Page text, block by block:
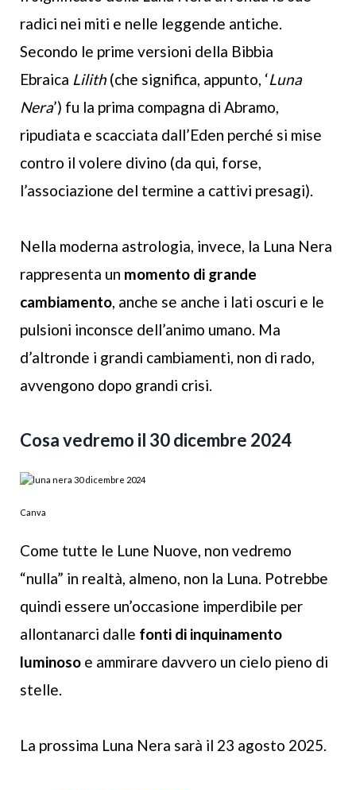
radici nei miti e nelle leggende antiche.
Secondo le prime versioni della Bibbia
Ebraica Lilith (che significa, appunto, ‘Luna
Nera’) fu la prima compagna di Abramo,
ripudiata e scacciata dall’Eden perché si mise
contro il volere divino (da qui, forse,
l’associazione del termine a cattivi presagi).
Nella moderna astrologia, invece, la Luna Nera
rappresenta un momento di grande
cambiamento, anche se anche i lati oscuri e le
pulsioni inconsce dell’animo umano. Ma
d’altronde i grandi cambiamenti, non di rado,
avvengono dopo grandi crisi.
Cosa vedremo il 30 dicembre 2024
Canva
Come tutte le Lune Nuove, non vedremo
“nulla” in realtà, almeno, non la Luna. Potrebbe
quindi essere un’occasione imperdibile per
allontanarci dalle fonti di inquinamento
luminoso e ammirare davvero un cielo pieno di
stelle.
La prossima Luna Nera sarà il 23 agosto 2025.